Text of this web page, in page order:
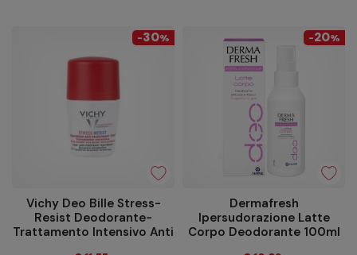
-30%
Vichy Deo Bille Stress-
Resist Deodorante-
Trattamento Intensivo Anti
-20%
Dermafresh
Ipersudorazione Latte
Corpo Deodorante 100ml